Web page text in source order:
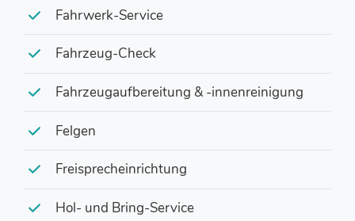
Fahrwerk-Service
Fahrzeug-Check
Fahrzeugaufbereitung & -innenreinigung
Felgen
Freisprecheinrichtung
Hol- und Bring-Service